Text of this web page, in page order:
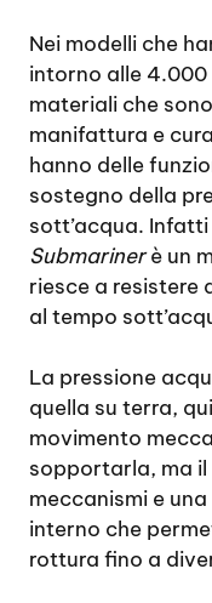
Nei modelli che
intorno alle 4.000
materiali che
manifattura e
hanno delle
sostegno della
sott’acqua.
Submarinerè un
riesce a resistere
al tempo
La pressione
quella su terra,
movimento
sopportarla, ma il
meccanismi e
interno che
rottura fino a